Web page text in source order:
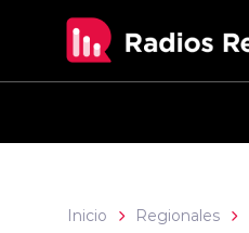
Inicio Regionales